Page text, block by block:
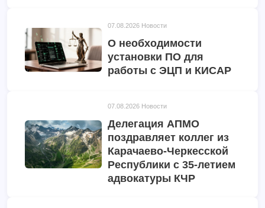
07.08.2026 Новости
О необходимости
установки ПО для
работы с ЭЦП и КИСАР
07.08.2026 Новости
Делегация АПМО
поздравляет коллег из
Карачаево-Черкесской
Республики с 35-летием
адвокатуры КЧР